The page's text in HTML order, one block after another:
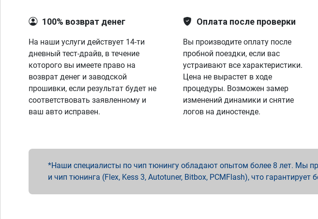
100% возврат денег
На наши услуги действует 14-ти
дневный тест-драйв, в течение
которого вы имеете право на
возврат денег и заводской
прошивки, если результат будет не
соответствовать заявленному и
ваш авто исправен.
Оплата после проверки
Вы производите оплату после
пробной поездки, если вас
устраивают все характеристики.
Цена не вырастет в ходе
процедуры. Возможен замер
изменений динамики и снятие
логов на диностенде.
Наши специалисты по чип тюнингу обладают опытом более 8 лет. Мы
и чип тюнинга (Flex, Kess 3, Autotuner, Bitbox, PCMFlash), что